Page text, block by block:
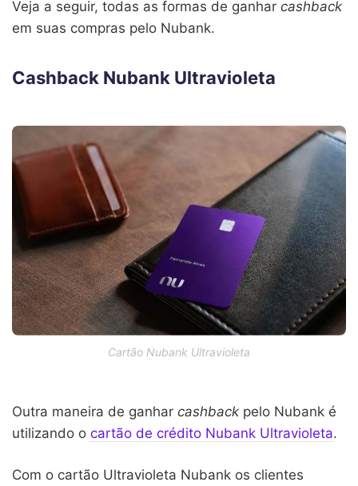
Veja a seguir, todas as formas de ganhar cashback
em suas compras pelo Nubank.
Cashback Nubank Ultravioleta
Cartão Nubank Ultravioleta
Outra maneira de ganhar cashback pelo Nubank é
utilizando o cartão de crédito Nubank Ultravioleta.
Com o cartão Ultravioleta Nubank os clientes